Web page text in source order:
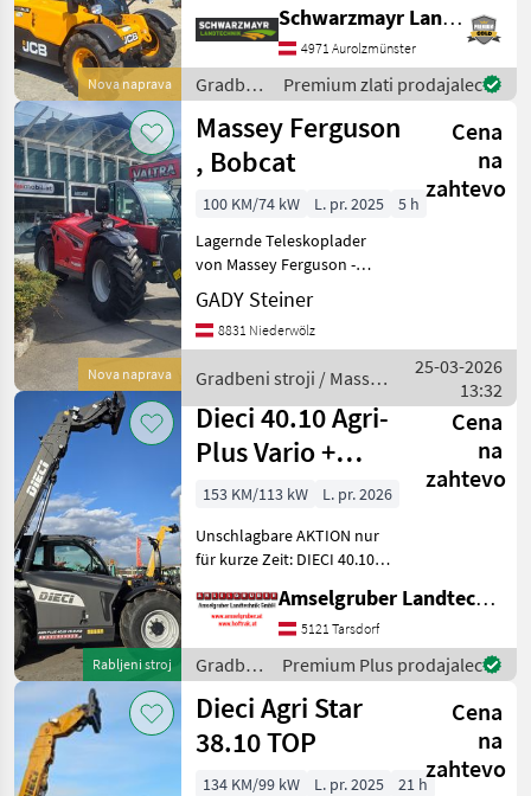
Nova naprava
Hubhöhe 6m - mit Motor
Kohler St.V 4-Zylinder 74PS
mit DPF - mit Kraftstoffbehä
Schwarzmayr Landtechnik GmbH - Aurolzmünster
4971 Aurolzmünster
Gradbeni
stroji /
JCB
Premium zlati prodajalec
Nova naprava
Massey Ferguson
, Bobcat
Cena
na
zahtevo
100 KM/74 kW L. pr. 2025
5 h
Lagernde Teleskoplader
von Massey Ferguson -
Bobcat , 100 - 135 PS
Hubhöhe von 5, 9m - 7, 9m
3000 - 4300 kg Hubkraft
gorivo: Dizel, priklop, h
GADY Steiner
8831 Niederwölz
Gradbeni stroji / Massey
Ferguson
25-03-2026
13:32
Rabljeni stroj
Dieci 40.10 Agri-
Plus Vario +
Black Edition
AKTION
Cena
na
zahtevo
153 KM/113 kW
L. pr. 2026
Unschlagbare AKTION nur
für kurze Zeit: DIECI 40.10
GD Black EDITION mit: -153
PS FPT
Baumaschinenmotor mit
4.500ccm NEF45 -224 lt/min
Hyd
Amselgruber Landtechnik GmbH
5121 Tarsdorf
Gradbeni
stroji /
Dieci
Premium Plus prodajalec
Dieci Agri Star
38.10 TOP
Cena
na
zahtevo
134 KM/99 kW L. pr. 2025
21 h